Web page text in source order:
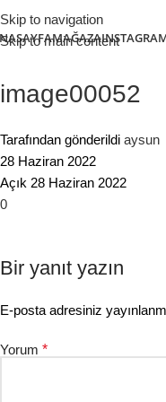
Skip to navigation
Skip to main content
MAĞAZA
image00052
Tarafından gönderildi aysun
28 Haziran 2022
Açık 28 Haziran 2022
0
Bir yanıt yazın
E-posta adresiniz
Yorum *